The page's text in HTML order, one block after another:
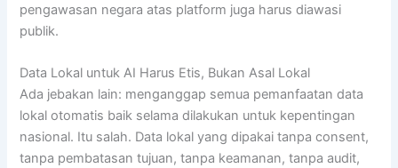
pengawasan negara atas platform juga harus diawasi
publik.
Data Lokal untuk AI Harus Etis, Bukan Asal Lokal
Ada jebakan lain: menganggap semua pemanfaatan data
lokal otomatis baik selama dilakukan untuk kepentingan
nasional. Itu salah. Data lokal yang dipakai tanpa consent,
tanpa pembatasan tujuan, tanpa keamanan, tanpa audit,